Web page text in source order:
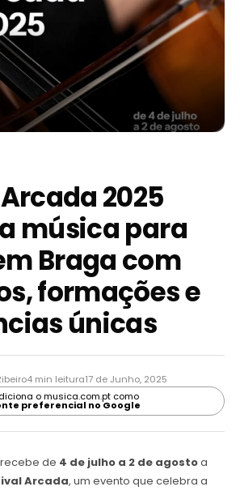
2025
música para
Braga com
formações e
únicas
4 min leitura17 de Junho, 2025
o musica.com.pt como
preferencial no Google
recebe de 4 de julho a 2 de agostoa
Arcada, um evento que celebra a